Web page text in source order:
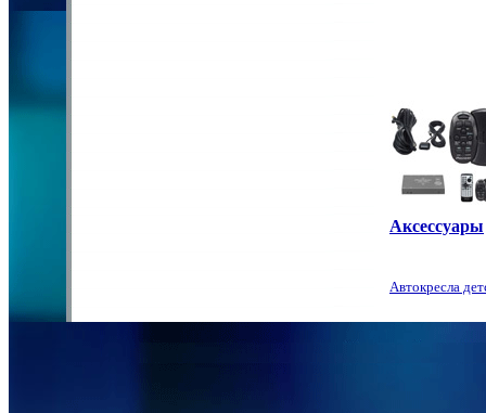
Аксессуары
Автокресла